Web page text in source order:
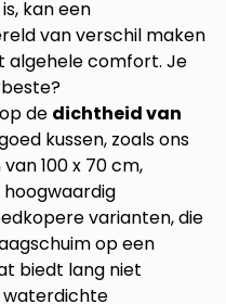
kan een
van verschil maken
algehele comfort. Je
de dichtheid van
kussen, zoals ons
100 x 70 cm,
varianten, die
op een
biedt lang niet
waterdichte